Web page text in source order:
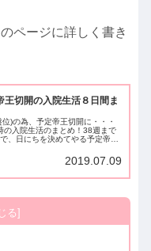
ページに詳しく書き
切開の入院生活８日間ま
)の為、予定帝王切開に・・・
の入院生活のまとめ！38週まで
、日にちを決めてやる予定帝王
愛病院のタブレット内...2019.07.09